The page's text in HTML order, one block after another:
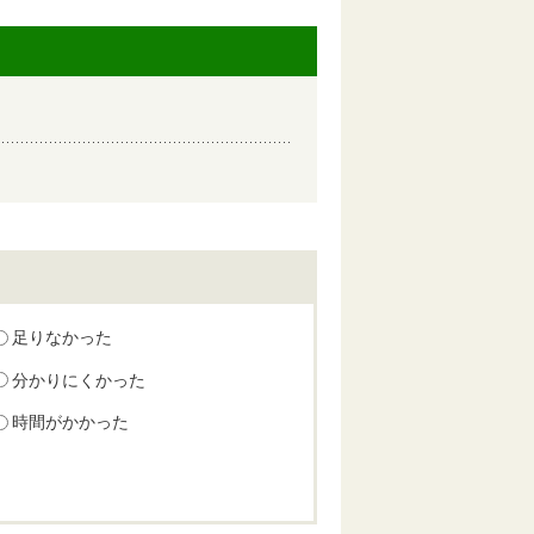
足りなかった
分かりにくかった
時間がかかった